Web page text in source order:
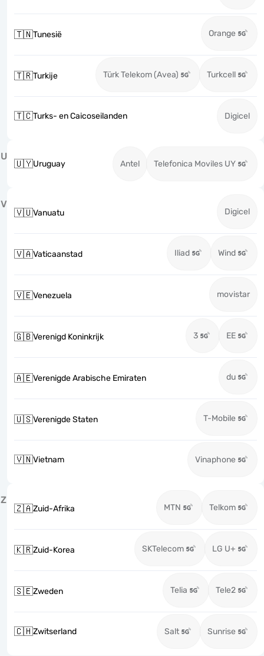
🇹🇳Tunesië Orange
🇹🇷Turkije Türk Telekom (Avea) Turkcell
🇹🇨Turks- en Caicoseilanden Digicel
U
🇺🇾Uruguay Antel Telefonica Moviles UY
V
🇻🇺Vanuatu Digicel
🇻🇦Vaticaanstad Iliad Wind
🇻🇪Venezuela movistar
🇬🇧Verenigd Koninkrijk 3 EE
🇦🇪Verenigde Arabische Emiraten du
🇺🇸Verenigde Staten T-Mobile
🇻🇳Vietnam Vinaphone
Z
🇿🇦Zuid-Afrika MTN Telkom
🇰🇷Zuid-Korea SKTelecom LG U+
🇸🇪Zweden Telia Tele2
🇨🇭Zwitserland Salt Sunrise